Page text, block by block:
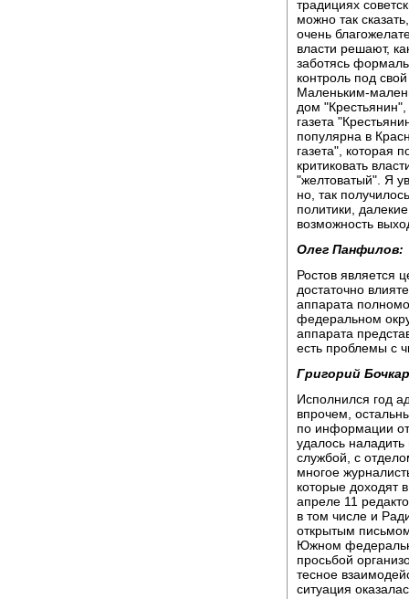
традициях
можно так
очень
власти решают,
заботясь
контроль под
Маленьким-
дом
газета
популярна в
газета", которая
критиковать
"желтоватый". Я
но, так
политики,
возможность
Олег Панфилов:
Ростов является
достаточно
аппарата
федеральном
аппарата
есть проблемы с
Григорий
Исполнился год
впрочем,
по информации
удалось
службой, с
многое
которые доходят
апреле 11
в том числе и
открытым
Южном
просьбой
тесное
ситуация